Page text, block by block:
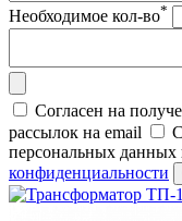
Необходимое кол-во*
Согласен на
рассылок на email
персональных данных
конфиденциальности